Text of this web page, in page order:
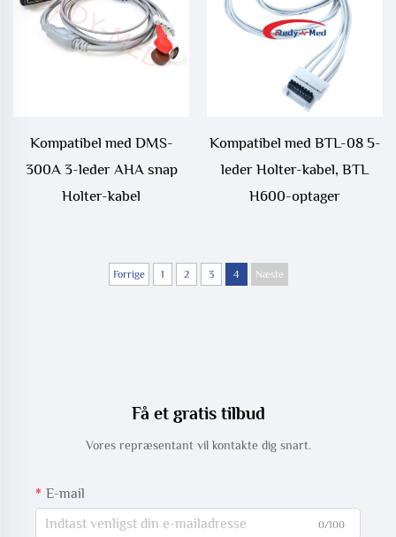
Kompatibel med DMS-
300A 3-leder AHA snap
Holter-kabel
Kompatibel med BTL-08 5-
leder Holter-kabel, BTL
H600-optager
Forrige 1 2 3 4 Næste
Få et gratis tilbud
Vores repræsentant vil kontakte dig snart.
E-mail
0/100